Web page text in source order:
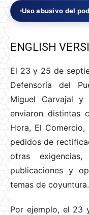
Uso abusivo del
ENGLISH
El 23 y 25 de
Defensoría del
Miguel Carvajal y
enviaron distintas
Hora, El
pedidos de
otras
publicaciones y
temas de coyuntura.
Por ejemplo, el 23